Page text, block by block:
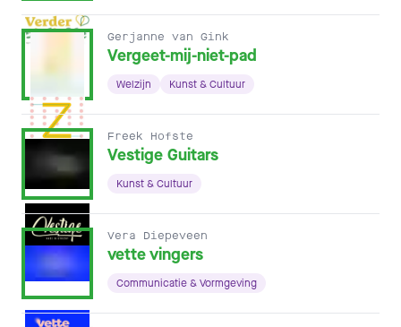
Gerjanne van Gink
Vergeet-mij-niet-pad
Welzijn Kunst & Cultuur
Freek Hofste
Vestige Guitars
Kunst & Cultuur
Vera Diepeveen
vette vingers
Communicatie & Vormgeving